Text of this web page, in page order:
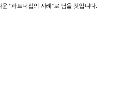
*파트너십의 사례*로 남을 것입니다.